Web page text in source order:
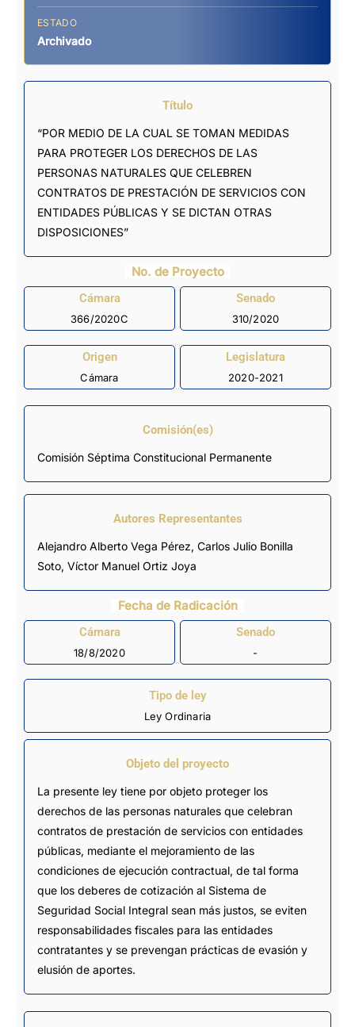
ESTADO
Archivado
Título
“POR MEDIO DE LA CUAL SE TOMAN MEDIDAS
PARA PROTEGER LOS DERECHOS DE LAS
PERSONAS NATURALES QUE CELEBREN
CONTRATOS DE PRESTACIÓN DE SERVICIOS CON
ENTIDADES PÚBLICAS Y SE DICTAN OTRAS
DISPOSICIONES”
No. de Proyecto
Cámara
366/2020C
Senado
310/2020
Origen
Cámara
Legislatura
2020-2021
Comisión(es)
Comisión Séptima Constitucional Permanente
Autores Representantes
Alejandro Alberto Vega Pérez, Carlos Julio Bonilla
Soto, Víctor Manuel Ortiz Joya
Fecha de Radicación
Cámara
18/8/2020
Senado
-
Tipo de ley
Ley Ordinaria
Objeto del proyecto
La presente ley tiene por objeto proteger los
derechos de las personas naturales que celebran
contratos de prestación de servicios con entidades
públicas, mediante el mejoramiento de las
condiciones de ejecución contractual, de tal forma
que los deberes de cotización al Sistema de
Seguridad Social Integral sean más justos, se eviten
responsabilidades fiscales para las entidades
contratantes y se prevengan prácticas de evasión y
elusión de aportes.